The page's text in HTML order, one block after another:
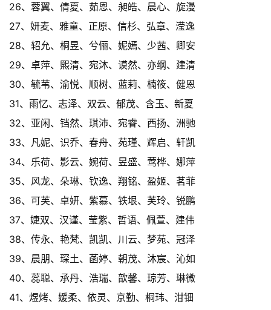
26、蓉翼、倩夏、茹恩、昶皓、晨心、旋漫
27、妍麦、雅童、正原、信杉、弘章、滢逸
28、轺允、桐昱、兮俪、妮嫣、少茜、卿安
29、卓萍、熙清、宛沐、谟然、亦纲、建清
30、毓苇、渝悦、顺树、蓝莉、楠筱、健恩
31、雨忆、志泽、双云、郁茂、含玉、新夏
32、亚闲、铛然、琪沛、宛睿、西扬、洲驰
33、凡妮、识乔、春舟、苑瑾、辉启、轩凯
34、乐荷、影云、婉荷、昱盛、莺桦、娜萍
35、风龙、朵琳、钦逸、翔铭、盈姬、茗菲
36、可芙、卓妍、紫慕、铁垠、芙玲、锐鹏
37、婕双、汉谨、莹紫、哲语、佩萱、建伟
38、传永、艳梵、凯凯、川云、梦苑、冠泽
39、晨朋、琛土、菡婷、朝茂、沐宸、沁如
40、蕊聪、承丹、浩瑞、歆馨、琼芳、琳微
41、煜烤、媛柔、依灵、京勤、桐玮、泔钿